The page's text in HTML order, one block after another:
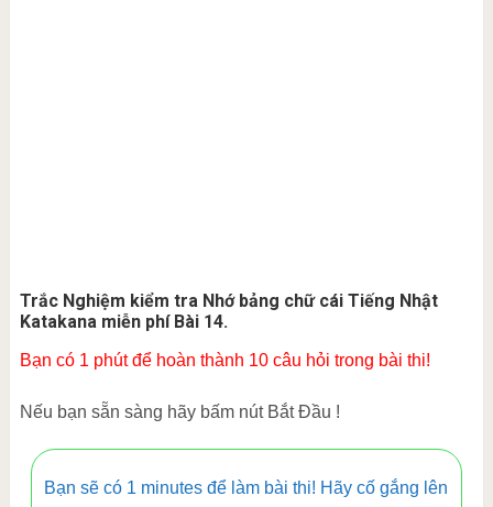
Trắc Nghiệm kiểm tra Nhớ bảng chữ cái Tiếng Nhật
Katakana miễn phí Bài 14.
Bạn có 1 phút để hoàn thành 10 câu hỏi trong bài thi!
Nếu bạn sẵn sàng hãy bấm nút Bắt Đầu !
Bạn sẽ có 1 minutes để làm bài thi! Hãy cố gắng lên